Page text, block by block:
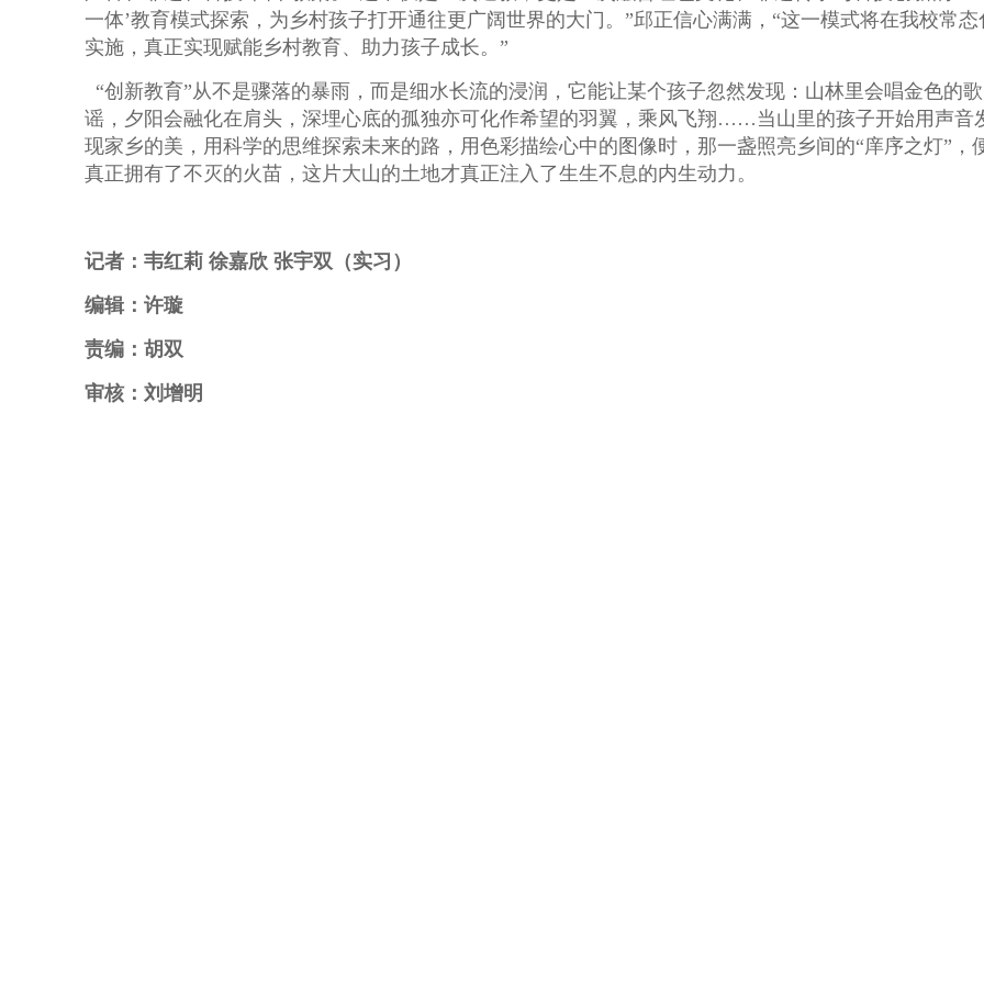
一体’教育模式探索，为乡村孩子打开通往更广阔世界的大门。”邱正信心满满，“这一模式将在我校常态
实施，真正实现赋能乡村教育、助力孩子成长。”
“创新教育”从不是骤落的暴雨，而是细水长流的浸润，它能让某个孩子忽然发现：山林里会唱金色的歌
谣，夕阳会融化在肩头，深埋心底的孤独亦可化作希望的羽翼，乘风飞翔……当山里的孩子开始用声音
现家乡的美，用科学的思维探索未来的路，用色彩描绘心中的图像时，那一盏照亮乡间的“庠序之灯”，
真正拥有了不灭的火苗，这片大山的土地才真正注入了生生不息的内生动力。
记者：韦红莉 徐嘉欣 张宇双（实习）
编辑：许璇
责编：胡双
审核：刘增明